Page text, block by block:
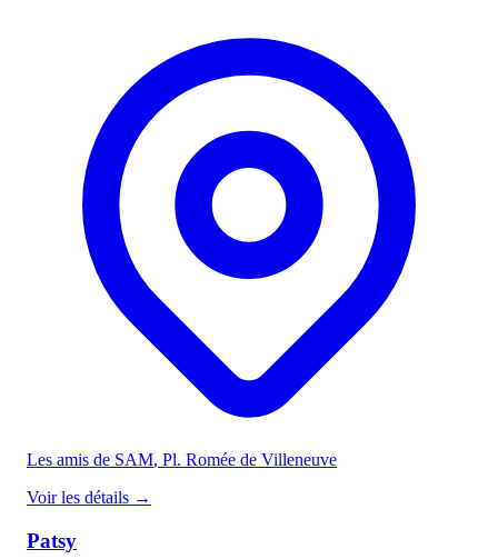
Les amis de SAM, Pl. Romée de Villeneuve
Voir les détails →
Patsy